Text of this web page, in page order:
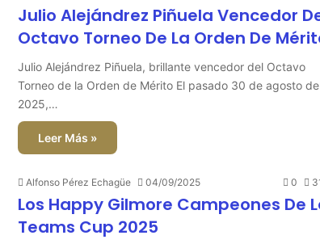
Julio Alejándrez Piñuela Vencedor
Octavo Torneo De La Orden De
Julio Alejándrez Piñuela, brillante vencedor del Octavo
Torneo de la Orden de Mérito El pasado 30 de agosto de
2025,…
Leer Más »
Alfonso Pérez Echagüe 04/09/2025 0
Los Happy Gilmore Campeones De
Teams Cup 2025